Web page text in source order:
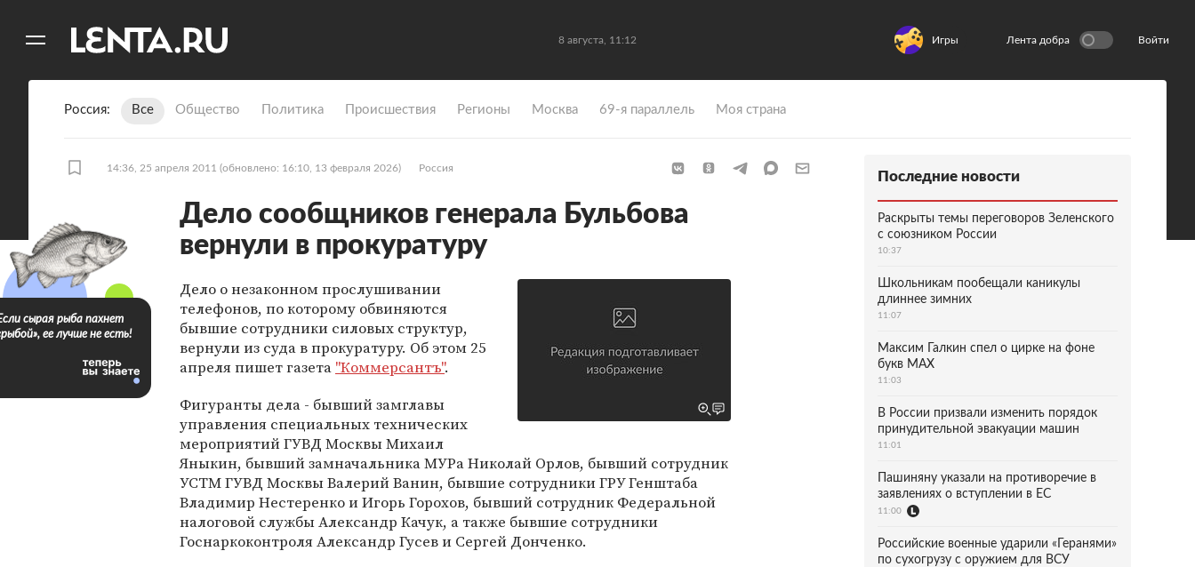
8 августа, 11:12 Игры Лента добра Войти
Россия Все Общество Политика Происшествия Регионы Москва 69-я параллель Моя страна
14:36, 25 апреля 2011 (обновлено: 16:10, 13 февраля 2026) Россия
Дело сообщников генерала Бульбова
вернули в прокуратуру
Дело о незаконном прослушивании
телефонов, по которому обвиняются
бывшие сотрудники силовых структур,
вернули из суда в прокуратуру. Об этом 25
апреля пишет газета "Коммерсантъ".
Фигуранты дела - бывший замглавы
управления специальных технических
мероприятий ГУВД Москвы Михаил
Яныкин, бывший замначальника МУРа Николай Орлов, бывший сотрудник
УСТМ ГУВД Москвы Валерий Ванин, бывшие сотрудники ГРУ Генштаба
Владимир Нестеренко и Игорь Горохов, бывший сотрудник Федеральной
налоговой службы Александр Качук, а также бывшие сотрудники
Госнаркоконтроля Александр Гусев и Сергей Донченко.
сырая рыба пахнет
ее лучше не есть!
Последние новости
Раскрыты темы переговоров Зеленского
с союзником России
10:37
Школьникам пообещали каникулы
длиннее зимних
11:07
Максим Галкин спел о цирке на фоне
букв MAX
11:03
В России призвали изменить порядок
принудительной эвакуации машин
11:01
Пашиняну указали на противоречие в
заявлениях о вступлении в ЕС
11:00
Российские военные ударили «Геранями»
по сухогрузу с оружием для ВСУ